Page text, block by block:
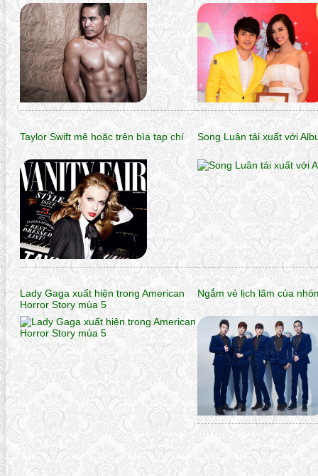
Taylor Swift mê hoặc trên bìa tap chí Song Luân tái xuất với
Lady Gaga xuất hiện trong American
Horror Story mùa 5
Ngắm vẻ lịch lãm của